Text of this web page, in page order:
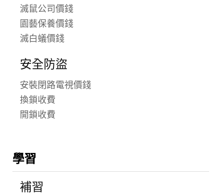
滅鼠公司價錢
園藝保養價錢
滅白蟻價錢
安全防盜
安裝閉路電視價錢
換鎖收費
開鎖收費
學習
補習